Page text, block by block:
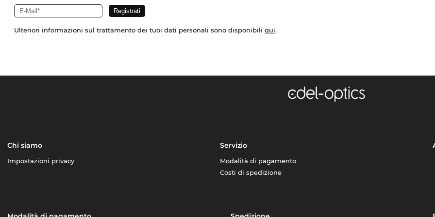
Ulteriori informazioni sul trattamento dei tuoi dati personali sono disponibili qui.
Chi siamo
Impostazioni privacy
Servizio
Modalità di pagamento
Costi di spedizione